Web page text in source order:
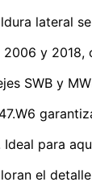
lateral
y 2018,
SWB y
para
el